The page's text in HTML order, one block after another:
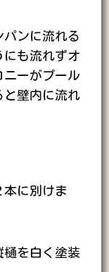
ンに流れる
にも流れずオ
ニーがプール
と壁内に流れ
本に別けま
樋を白く塗装